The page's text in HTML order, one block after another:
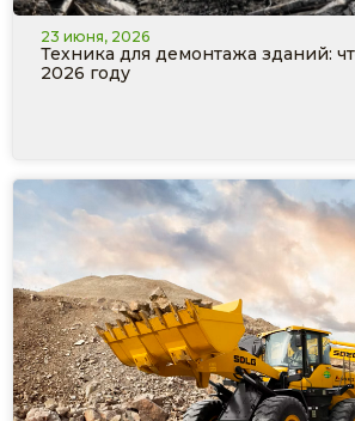
23 июня, 2026
Техника для демонтажа зданий:
2026 году